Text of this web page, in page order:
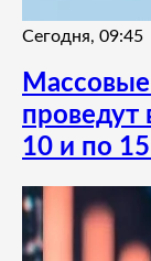
Сегодня, 09:45
проведут
10 и по 15